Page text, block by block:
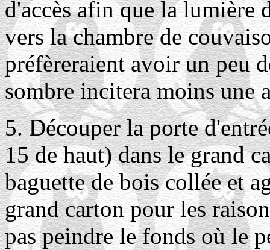
d'accès afin que la lumière
vers la chambre de
préfèreraient avoir un peu
sombre incitera moins une
5. Découper la porte
15 de haut) dans le grand
baguette de bois collée et
grand carton pour les
pas peindre le fonds où le